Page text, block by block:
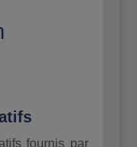
fournis par